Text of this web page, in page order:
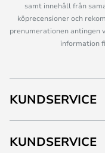
samt innehåll från
köprecensioner och
prenumerationen antingen
information
KUNDSERVICE
KUNDSERVICE